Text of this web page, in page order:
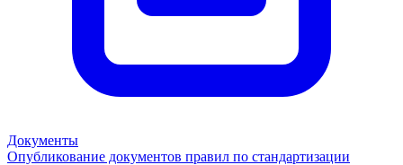
Документы
Опубликование документов правил по стандартизации